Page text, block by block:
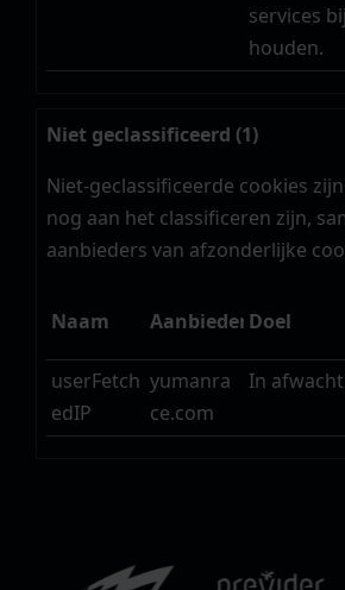
services
houden.
Niet geclassificeerd (1)
Niet-geclassificeerde cookies
nog aan het classificeren zijn,
aanbieders van afzonderlijke
Naam Aanbieder Doel
userFetch
edIP
yumanra
ce.com
In